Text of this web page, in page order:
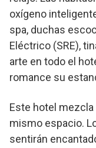
oxígeno
spa, duchas
Eléctrico (SRE),
arte en todo el
romance su
Este hotel mezcla
mismo espacio.
sentirán